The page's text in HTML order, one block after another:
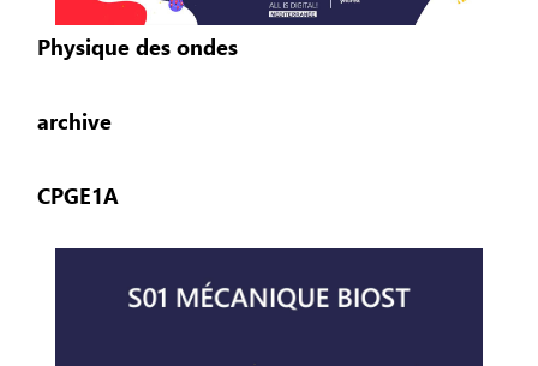
Physique des ondes
archive
CPGE1A